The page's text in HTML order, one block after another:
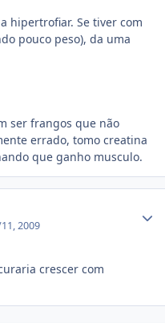
hipertrofiar. Se tiver com
pouco peso), da uma
ser frangos que não
errado, tomo creatina
que ganho musculo.
2009
crescer com